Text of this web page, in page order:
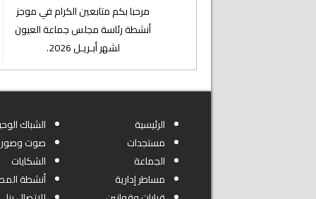
⁨مرحبا بكم متابعين الكرام في موجز
أنشطة رئاسة مجلس جماعة العيون
لشهر أبـريـل 2026.
الرئيسية
مستجدات
الجماعة
مساطر إدارية
الشباك
صوت
الشكايات
أنشطة